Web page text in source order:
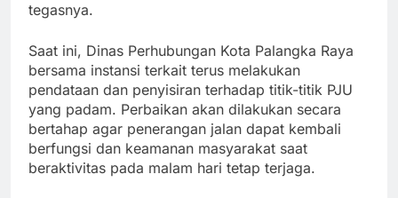
tegasnya.
Saat ini, Dinas Perhubungan Kota Palangka Raya
bersama instansi terkait terus melakukan
pendataan dan penyisiran terhadap titik-titik PJU
yang padam. Perbaikan akan dilakukan secara
bertahap agar penerangan jalan dapat kembali
berfungsi dan keamanan masyarakat saat
beraktivitas pada malam hari tetap terjaga.